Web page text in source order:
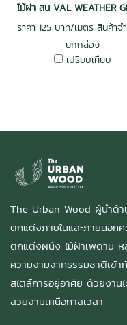
ไม้ฝา สน VAL WEATHER
ราคา 125 บาท/เมตร สินค้าจ
ยกกล่อง
เปรียบเทียบ
The Urban Wood ผู้นำด้
ตกแต่งภายในและภายนอก
ตกแต่งผนัง ไม้ฝ้าเพดาน ห
ความงามจากธรรมชาติเข้
สไตล์การอยู่อาศัย ด้วยงา
สวยงามเหนือกาลเวลา